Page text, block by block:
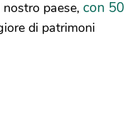
paese, con 50
di patrimoni